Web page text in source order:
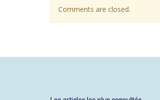
Comments are closed.